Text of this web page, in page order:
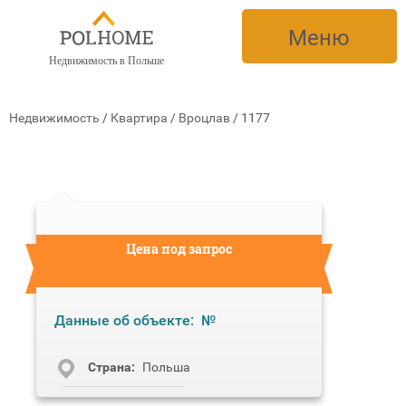
Недвижимость в Польше
Меню
Недвижимость / Квартира / Вроцлав / 1177
Цена под запрос
Данные об объекте: №
Cтрана: Польша